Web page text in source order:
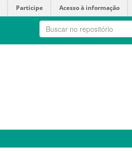
Participe Acesso à informação